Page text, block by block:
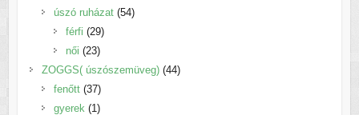
termék
úszó ruházat 5454
férfi 2929
termék
női 2323
termék
ZOGGS( úszószemüveg) 4444
fenőtt 3737
termék
gyerek 1 1